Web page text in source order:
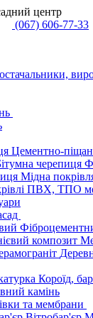
центр
(067) 606-77-33
Цементно-
черепиця
Мідна
ПВХ, ТПО
композит
Короїд,
камінь
та мембрани